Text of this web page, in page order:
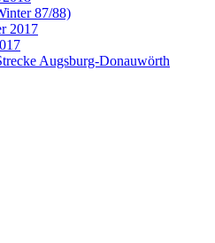
87/88)
2017
Augsburg-Donauwörth